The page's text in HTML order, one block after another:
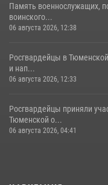
Память военнослужащих,
воинского...
06 августа 2026, 12:38
Росгвардейцы в
и нап...
06 августа 2026, 12:33
Росгвардейцы приняли
Тюменской о...
06 августа 2026, 04:41